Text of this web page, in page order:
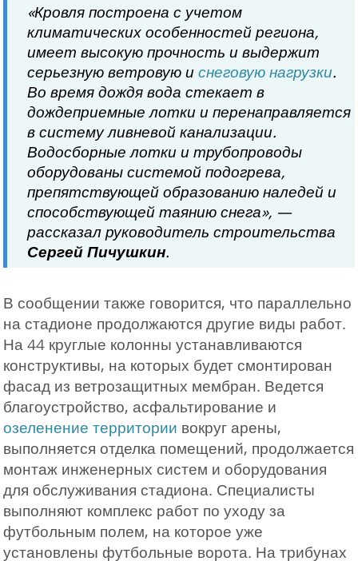
«Кровля построена с учетом
климатических особенностей региона,
имеет высокую прочность и выдержит
серьезную ветровую иснеговую нагрузки.
Во время дождя вода стекает в
дождеприемные лотки и перенаправляется
в систему ливневой канализации.
Водосборные лотки и трубопроводы
оборудованы системой подогрева,
препятствующей образованию наледей и
способствующей таянию снега», —
рассказал руководитель строительства
Сергей Пичушкин.
В сообщении также говорится, что параллельно
на стадионе продолжаются другие виды работ.
На 44 круглые колонны устанавливаются
конструктивы, на которых будет смонтирован
фасад из ветрозащитных мембран. Ведется
благоустройство, асфальтирование и
озеленение территории вокруг арены,
выполняется отделка помещений, продолжается
монтаж инженерных систем и оборудования
для обслуживания стадиона. Специалисты
выполняют комплекс работ по уходу за
футбольным полем, на которое уже
установлены футбольные ворота. На трибунах